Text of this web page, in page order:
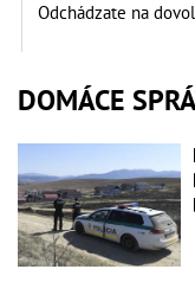
Odchádzate na
DOMÁCE